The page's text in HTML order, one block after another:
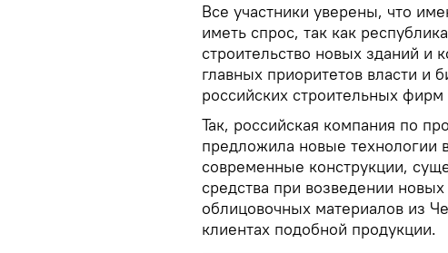
Все участники уверены, что
иметь спрос, так как
строительство новых зданий и
главных приоритетов власти и
российских строительных фирм
Так, российская компания по
предложила новые технологии
современные конструкции,
средства при возведении
облицовочных материалов из
клиентах подобной продукции.